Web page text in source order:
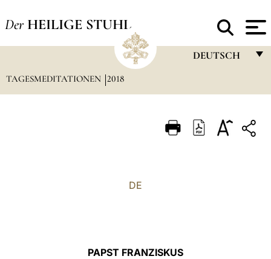
Der HEILIGE STUHL
DEUTSCH
ITALIANO
TAGESMEDITATIONEN 2018
DE
PAPST FRANZISKUS